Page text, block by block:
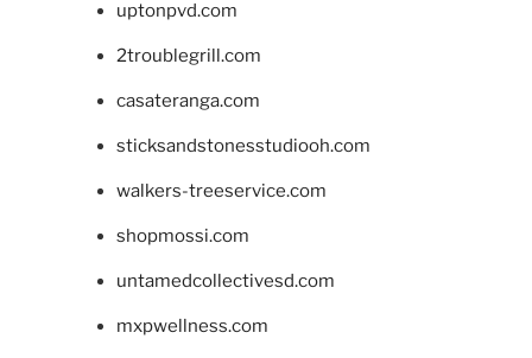
uptonpvd.com
2troublegrill.com
casateranga.com
sticksandstonesstudiooh.com
walkers-treeservice.com
shopmossi.com
untamedcollectivesd.com
mxpwellness.com